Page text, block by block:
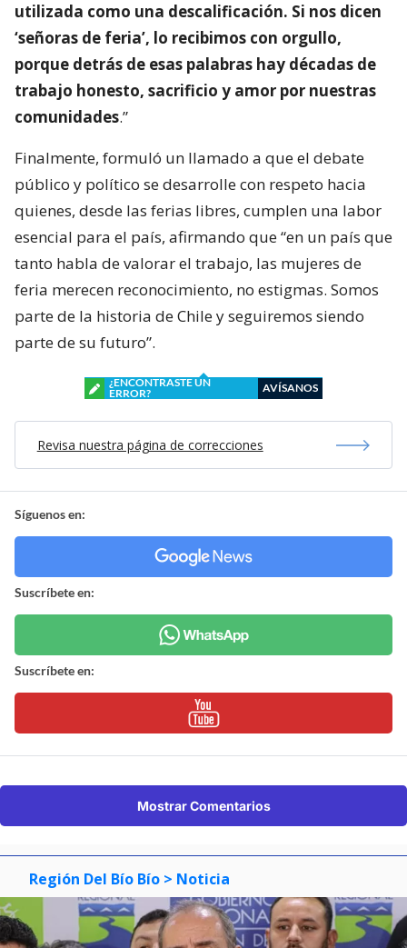
utilizada como una descalificación. Si nos dicen
‘señoras de feria’, lo recibimos con orgullo,
porque detrás de esas palabras hay décadas de
trabajo honesto, sacrificio y amor por nuestras
comunidades.”
Finalmente, formuló un llamado a que el debate
público y político se desarrolle con respeto hacia
quienes, desde las ferias libres, cumplen una labor
esencial para el país, afirmando que “en un país que
tanto habla de valorar el trabajo, las mujeres de
feria merecen reconocimiento, no estigmas. Somos
parte de la historia de Chile y seguiremos siendo
parte de su futuro”.
¿ENCONTRASTE UN
ERROR?
AVÍSANOS
Revisa nuestra página de correcciones
Síguenos en:
Suscríbete en:
Suscríbete en:
Mostrar Comentarios
Región Del Bío Bío > Noticia